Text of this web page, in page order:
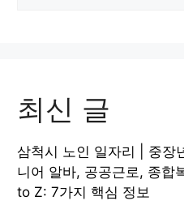
최신 글
삼척시 노인 일자리 | 중장
니어 알바, 공공근로, 종합
to Z: 7가지 핵심 정보